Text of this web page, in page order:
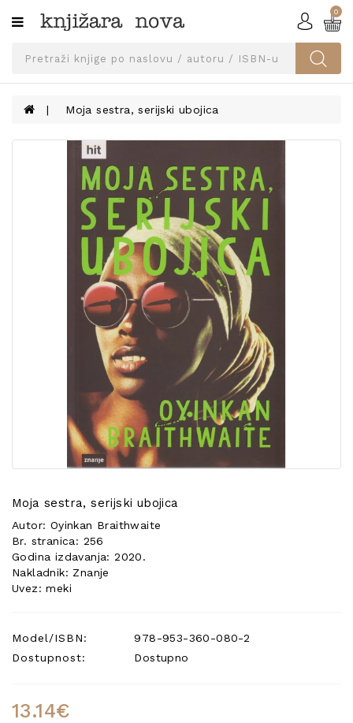
Kategorije
SVEUČILIŠNA
UDŽBENICI
KNJIGE
0
Moja sestra, serijski ubojica
Moja sestra, serijski ubojica
Autor: Oyinkan Braithwaite
Br. stranica: 256
Godina izdavanja: 2020.
Nakladnik: Znanje
Uvez: meki
Model/ISBN:
978-953-360-080-2
Dostupnost:
Dostupno
13.14€